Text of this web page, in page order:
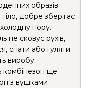
образів.
добре зберігає
пору.
не сковує рухів,
спати або гуляти.
виробу
комбінезон ще
з вушками